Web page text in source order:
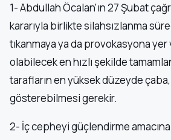
1- Abdullah Öcalan’ın 27 Şubat
kararıyla birlikte silahsızlanma
tıkanmaya ya da provokasyona
olabilecek en hızlı şekilde
tarafların en yüksek düzeyde
gösterebilmesi gerekir.
2- İç cepheyi güçlendirme